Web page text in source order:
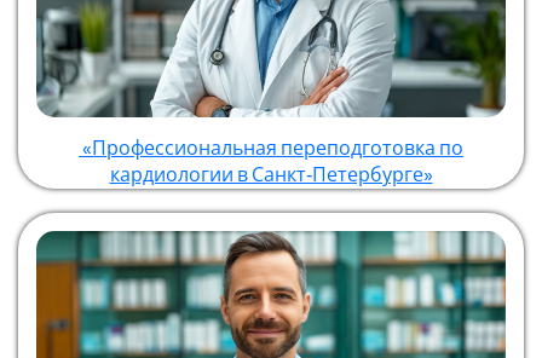
«Профессиональная переподготовка по
кардиологии в Санкт‑Петербурге»